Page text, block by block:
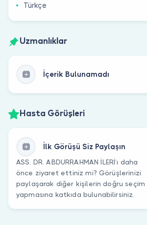
Türkçe
Uzmanlıklar
İçerik Bulunamadı
Hasta Görüşleri
İlk Görüşü Siz Paylaşın
ASS. DR. ABDURRAHMAN İLERİ’ı daha
önce ziyaret ettiniz mi? Görüşlerinizi
paylaşarak diğer kişilerin doğru seçim
yapmasına katkıda bulunabilirsiniz.